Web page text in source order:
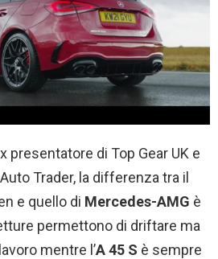
presentatore di Top Gear UK e
Trader, la differenza tra il
e quello di Mercedes-AMG è
permettono di driftare ma
mentre l’A 45 S è sempre